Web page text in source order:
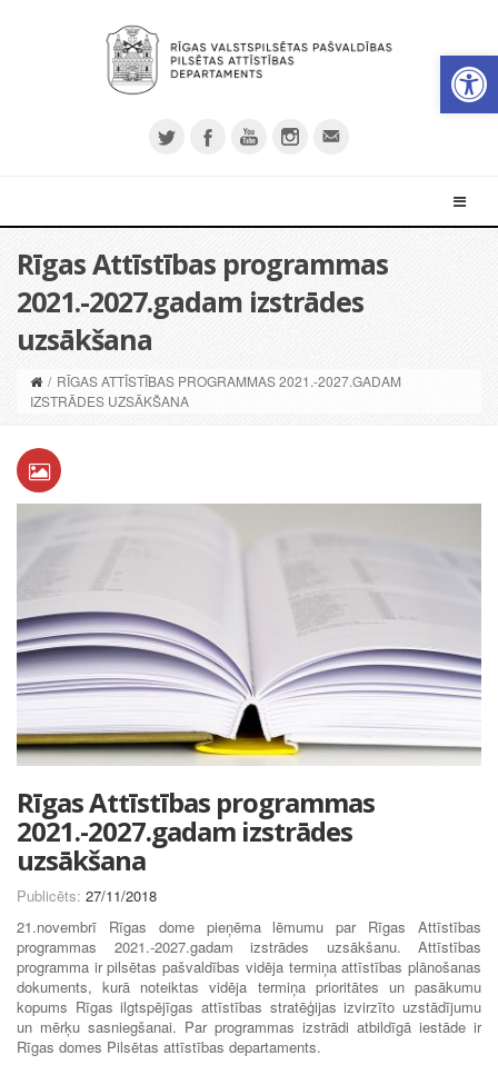
Rīgas Attīstības programmas
2021.-2027.gadam izstrādes
uzsākšana
/ RĪGAS ATTĪSTĪBAS PROGRAMMAS 2021.-2027.GADAM
IZSTRĀDES UZSĀKŠANA
Rīgas Attīstības programmas
2021.-2027.gadam izstrādes
uzsākšana
Publicēts: 27/11/2018
21.novembrī Rīgas dome pieņēma lēmumu par Rīgas Attīstības
programmas 2021.-2027.gadam izstrādes uzsākšanu. Attīstības
programma ir pilsētas pašvaldības vidēja termiņa attīstības plānošanas
dokuments, kurā noteiktas vidēja termiņa prioritātes un pasākumu
kopums Rīgas ilgtspējīgas attīstības stratēģijas izvirzīto uzstādījumu
un mērķu sasniegšanai. Par programmas izstrādi atbildīgā iestāde ir
Rīgas domes Pilsētas attīstības departaments.